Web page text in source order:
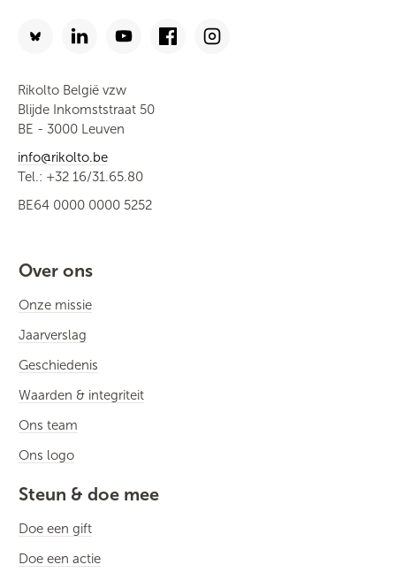
Rikolto België vzw
Blijde Inkomststraat 50
BE - 3000 Leuven
info@rikolto.be
Tel.: +32 16/31.65.80
BE64 0000 0000 5252
Over ons
Onze missie
Jaarverslag
Geschiedenis
Waarden & integriteit
Ons team
Ons logo
Steun & doe mee
Doe een gift
Doe een actie